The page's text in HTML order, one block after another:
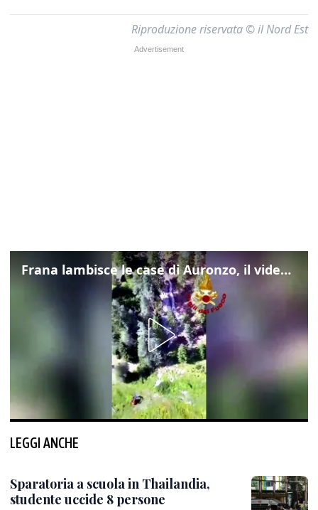
Riproduzione riservata © il Nord Est
Frana lambisce le case di Auronzo, il video dall'elicottero dei vigili del fuoco
LEGGI ANCHE
Sparatoria a scuola in Thailandia,
studente uccide 8 persone